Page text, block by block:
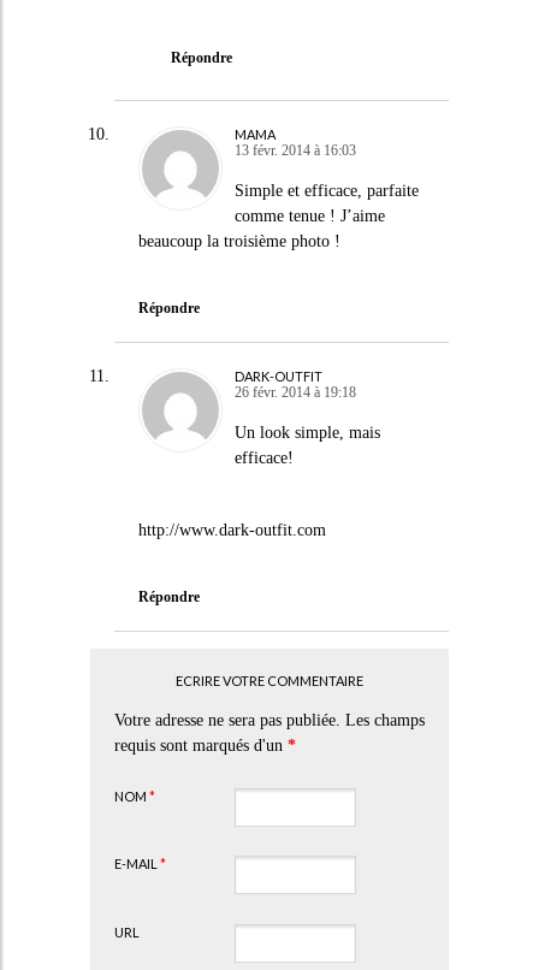
Répondre
MAMA
13 févr. 2014 à 16:03
Simple et efficace, parfaite
comme tenue ! J’aime
beaucoup la troisième photo !
Répondre
DARK-OUTFIT
26 févr. 2014 à 19:18
Un look simple, mais
efficace!
http://www.dark-outfit.com
Répondre
ECRIRE VOTRE COMMENTAIRE
Votre adresse ne sera pas publiée. Les champs
requis sont marqués d'un *
NOM *
E-MAIL *
URL